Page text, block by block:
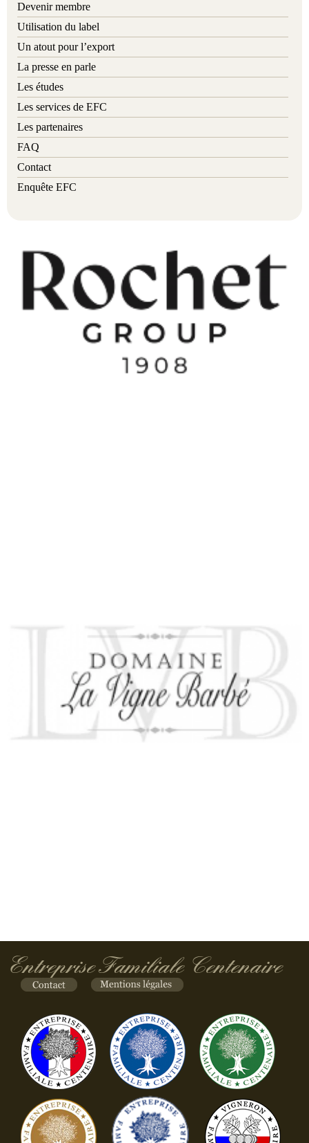
Devenir membre
Utilisation du label
Un atout pour l’export
La presse en parle
Les études
Les services de EFC
Les partenaires
FAQ
Contact
Enquête EFC
Entreprise Familiale Centenaire